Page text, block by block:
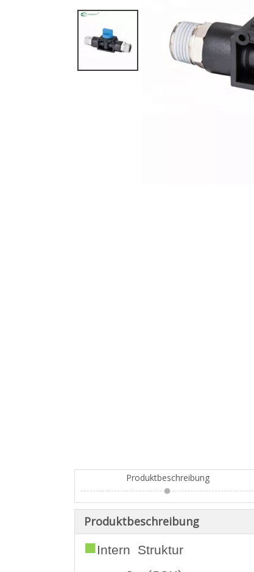
Produktbeschreibung
Produktbeschreibung
■Intern Struktur